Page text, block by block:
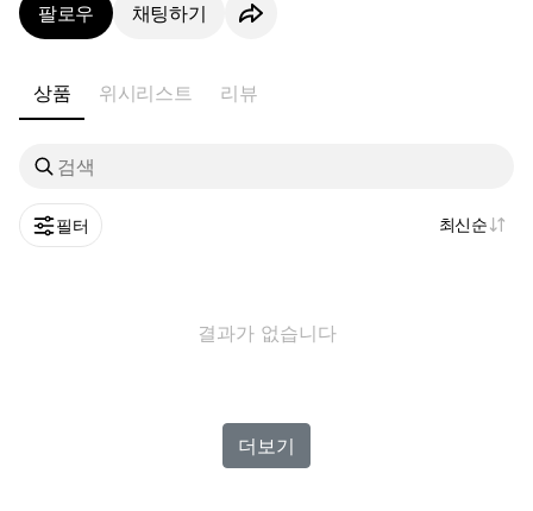
팔로우 채팅하기
상품 위시리스트 리뷰
필터 최신순
결과가 없습니다
더보기